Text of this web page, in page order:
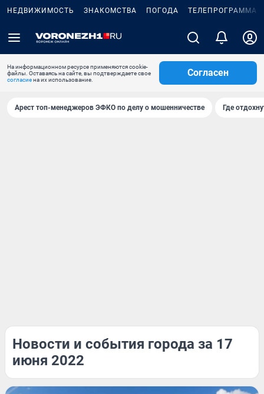
НЕДВИЖИМОСТЬ ЗНАКОМСТВА ПОГОДА ТЕЛЕПРОГРАММА
На информационном ресурсе применяются cookie-
файлы. Оставаясь на сайте, вы подтверждаете свое
согласиена их использование.
Согласен
Арест топ-менеджеров ЭФКО по делу о мошенничестве Где
Новости и события города за 17
июня 2022